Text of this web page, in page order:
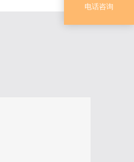
电话咨询